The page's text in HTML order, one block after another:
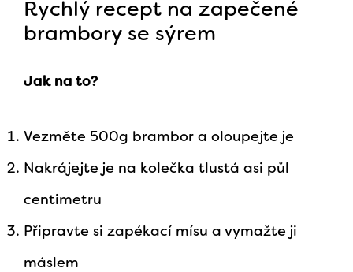
Rychlý recept na zapečené
brambory se sýrem
Jak na to?
Vezměte 500g brambor a oloupejte je
Nakrájejte je na kolečka tlustá asi půl
centimetru
Připravte si zapékací mísu a vymažte ji
máslem